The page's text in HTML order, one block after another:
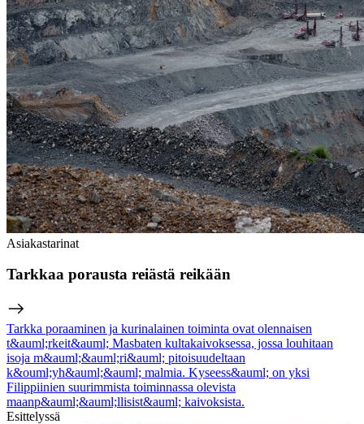
Asiakastarinat
Tarkkaa porausta reiästä reikään
Tarkka poraaminen ja kurinalainen toiminta ovat olennaisen
t&auml;rkeit&auml; Masbaten kultakaivoksessa, jossa louhitaan
isoja m&auml;&auml;ri&auml; pitoisuudeltaan
k&ouml;yh&auml;&auml; malmia. Kyseess&auml; on yksi
Filippiinien suurimmista toiminnassa olevista
maanp&auml;&auml;llisist&auml; kaivoksista.
Esittelyssä